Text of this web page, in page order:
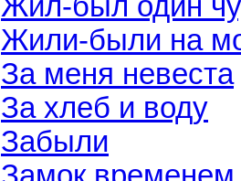
Жил-был один
Жили-были на
За меня невеста
За хлеб и воду
Забыли